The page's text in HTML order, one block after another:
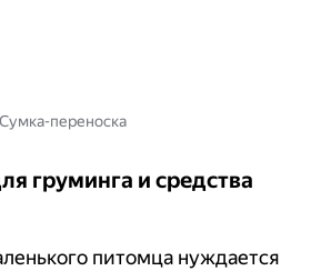
Сумка-переноска
груминга и средства
питомца нуждается